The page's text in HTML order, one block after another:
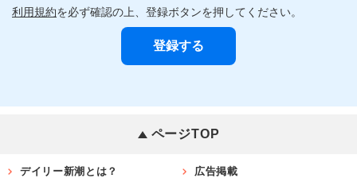
利用規約を必ず確認の上、登録ボタンを押してください。
ページTOP
デイリー新潮とは？ 広告掲載